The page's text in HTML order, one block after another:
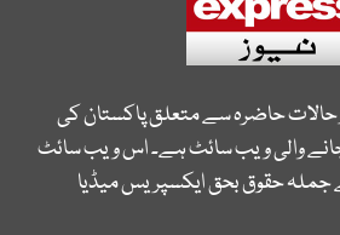
حالات حاضرہ سے متعلق پاکستان کی
والی ویب سائٹ ہے۔ اس ویب سائٹ
جملہ حقوق بحق ایکسپریس میڈیا